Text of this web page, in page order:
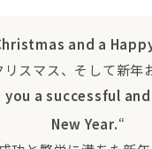
and a
リスマス、そして新年
you a successful
New Year.“